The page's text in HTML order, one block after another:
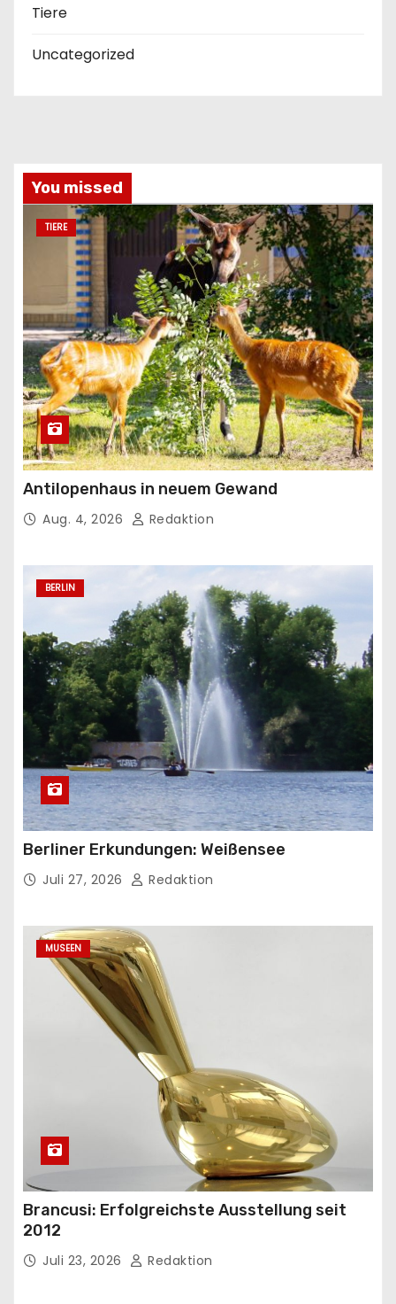
Tiere
Uncategorized
You missed
TIERE
Antilopenhaus in neuem Gewand
Aug. 4, 2026 Redaktion
BERLIN
Berliner Erkundungen: Weißensee
Juli 27, 2026 Redaktion
MUSEEN
Brancusi: Erfolgreichste Ausstellung seit
2012
Juli 23, 2026 Redaktion